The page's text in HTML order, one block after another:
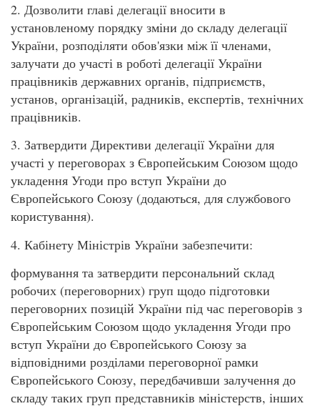
2. Дозволити главі делегації вносити в
установленому порядку зміни до складу делегації
України, розподіляти обов'язки між її членами,
залучати до участі в роботі делегації України
працівників державних органів, підприємств,
установ, організацій, радників, експертів, технічних
працівників.
3. Затвердити Директиви делегації України для
участі у переговорах з Європейським Союзом щодо
укладення Угоди про вступ України до
Європейського Союзу (додаються, для службового
користування).
4. Кабінету Міністрів України забезпечити:
формування та затвердити персональний склад
робочих (переговорних) груп щодо підготовки
переговорних позицій України під час переговорів з
Європейським Союзом щодо укладення Угоди про
вступ України до Європейського Союзу за
відповідними розділами переговорної рамки
Європейського Союзу, передбачивши залучення до
складу таких груп представників міністерств, інших